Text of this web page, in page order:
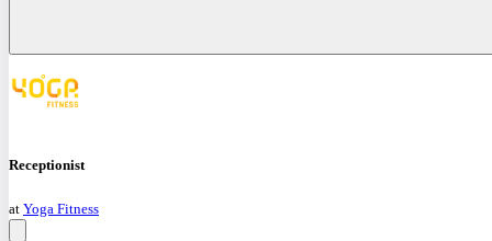
Receptionist
at Yoga Fitness